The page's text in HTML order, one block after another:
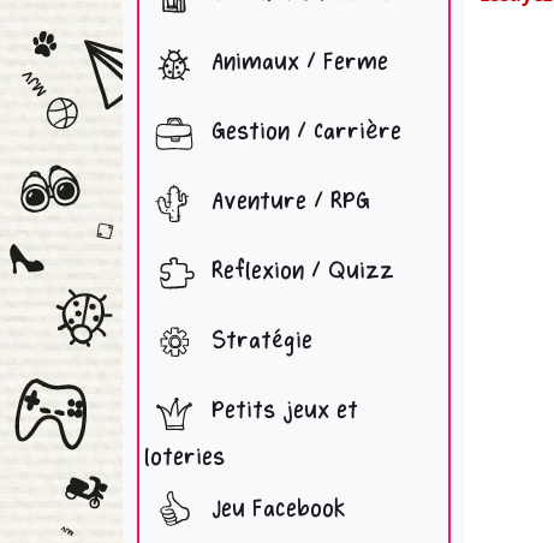
Animaux / Ferme
Gestion / Carrière
Aventure / RPG
Reflexion / Quizz
Stratégie
Petits jeux et
loteries
Jeu Facebook